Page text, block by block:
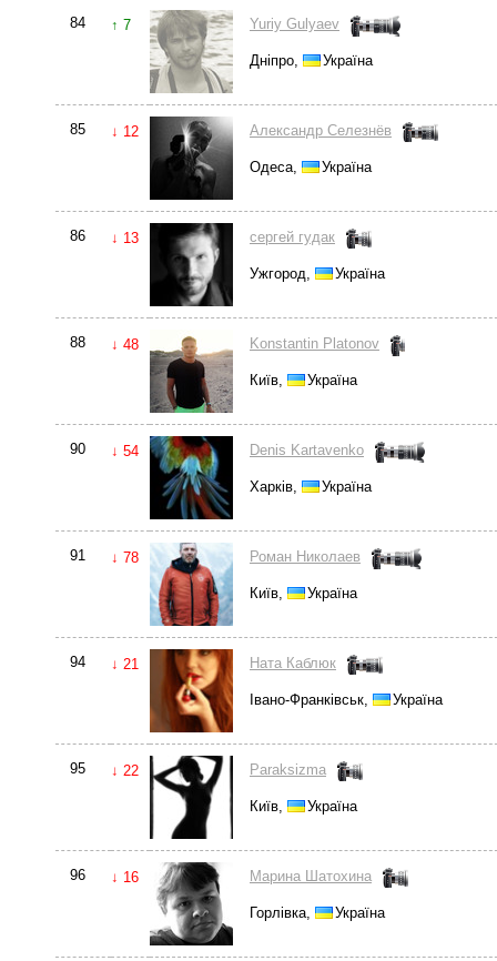
84 ↑ 7 Yuriy Gulyaev
Дніпро, Україна
85 ↓ 12 Александр Селезнёв
Одеса, Україна
86 ↓ 13 сергей гудак
Ужгород, Україна
88 ↓ 48 Konstantin Platonov
Київ, Україна
90 ↓ 54 Denis Kartavenko
Харків, Україна
91 ↓ 78 Роман Николаев
Київ, Україна
94 ↓ 21 Ната Каблюк
Івано-Франківськ, Україна
95 ↓ 22 Paraksizma
Київ, Україна
96 ↓ 16 Марина Шатохина
Горлівка, Україна